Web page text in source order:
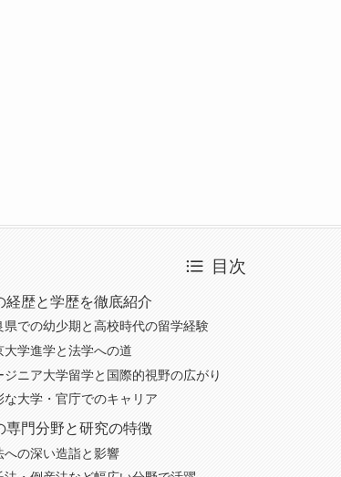
目次
経歴と学歴を徹底紹介
での幼少期と高校時代の留学経験
学進学と法学への道
ニア大学留学と国際的視野の広がり
大学・官庁でのキャリア
専門分野と研究の特徴
の深い造詣と影響